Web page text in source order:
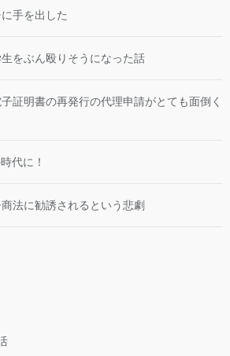
手を出した
をぶん殴りそうになった話
証明書の再発行の代理申請がとても面倒く
代に！
法に勧誘されるという悲劇